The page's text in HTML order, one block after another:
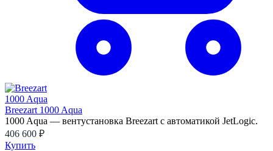
Breezart 1000 Aqua
1000 Aqua — вентустановка Breezart с автоматикой JetLogic.
406 600 ₽
Купить